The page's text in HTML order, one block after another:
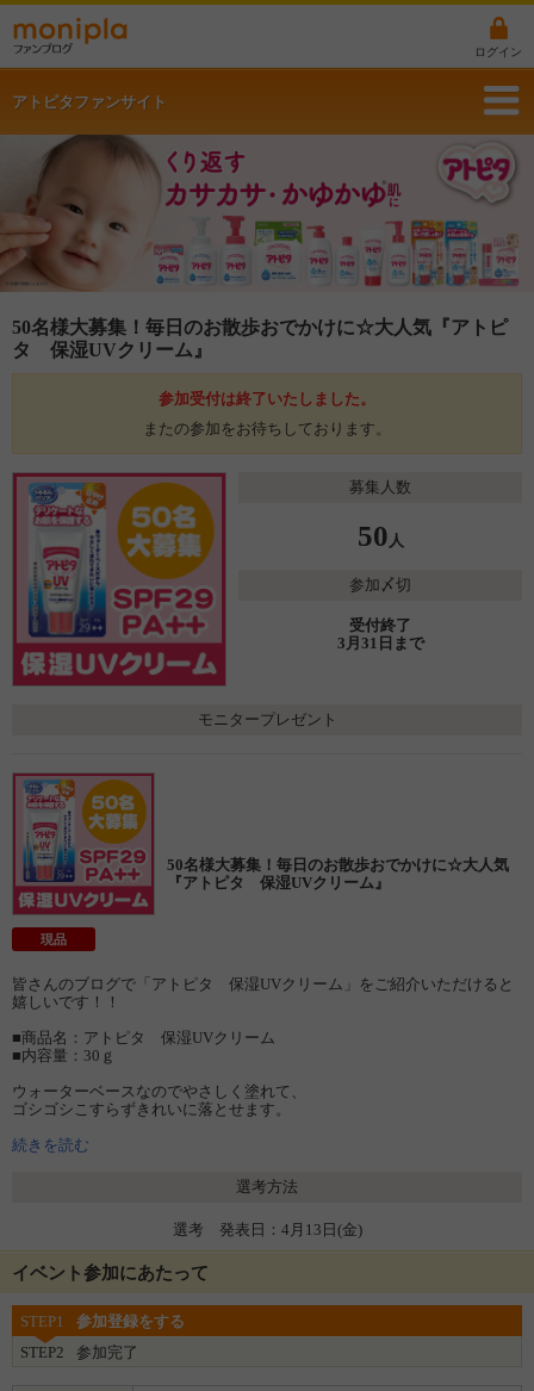
ログイン
アトピタファンサイト
50名様大募集！毎日のお散歩おでかけに☆大人気『アトピ
タ 保湿UVクリーム』
参加受付は終了いたしました。
またの参加をお待ちしております。
募集人数
50 人
参加〆切
受付終了
3月31日まで
モニタープレゼント
50名様大募集！毎日のお散歩おでかけに☆大人気
『アトピタ 保湿UVクリーム』
現品
皆さんのブログで「アトピタ 保湿UVクリーム」をご紹介いただけると
嬉しいです！！
■商品名：アトピタ 保湿UVクリーム
■内容量：30ｇ
ウォーターベースなのでやさしく塗れて、
ゴシゴシこすらずきれいに落とせます。
ＳＰＦ29、ＰＡ++なので、毎日のお散歩やおでかけの際にも、
・紫外線吸収剤不使用、無香料、無着色
アレルギーテスト済み(全ての方にアレルギーが起こらないというわけで
はありません)
・SPF29、PA++
続きを読む
選考方法
選考 発表日：4月13日(金)
イベント参加にあたって
STEP1
参加登録をする
STEP2
参加完了